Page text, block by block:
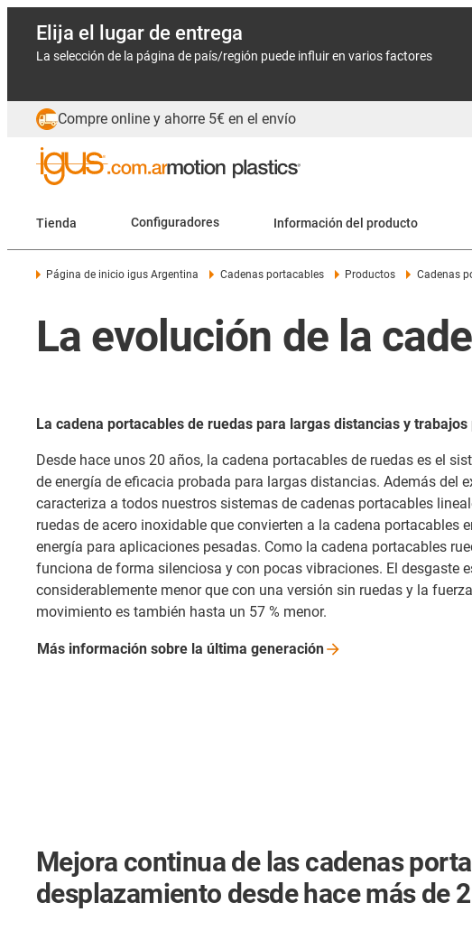
Elija el lugar de entrega
La selección de la página de país/región puede influir en varios factores
Compre online y ahorre 5€ en el envío
Tienda Configuradores Información del producto
Página de inicio igus Argentina Cadenas portacables Productos Cadenas
La evolución de la
La cadena portacables de ruedas para largas distancias y trabajos
Desde hace unos 20 años, la cadena portacables de ruedas es el
de energía de eficacia probada para largas distancias. Además del
caracteriza a todos nuestros sistemas de cadenas portacables
ruedas de acero inoxidable que convierten a la cadena portacables
energía para aplicaciones pesadas. Como la cadena portacables
funciona de forma silenciosa y con pocas vibraciones. El desgaste
considerablemente menor que con una versión sin ruedas y la
movimiento es también hasta un 57 % menor.
Más información sobre la última generación
Mejora continua de las cadenas
desplazamiento desde hace más de